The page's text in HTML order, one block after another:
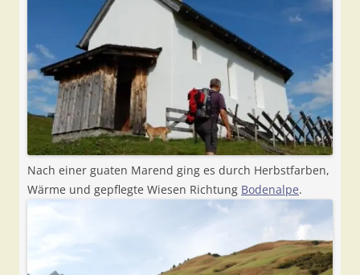
Nach einer guaten Marend ging es durch Herbstfarben,
Wärme und gepflegte Wiesen Richtung Bodenalpe.